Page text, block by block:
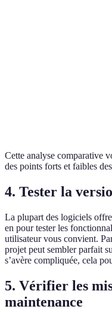
Cette analyse comparative
des points forts et faibles
4. Tester la
La plupart des logiciels
en pour tester les
utilisateur vous convient.
projet peut sembler parfait
s’avère compliquée, cela
5. Vérifier les
maintenance